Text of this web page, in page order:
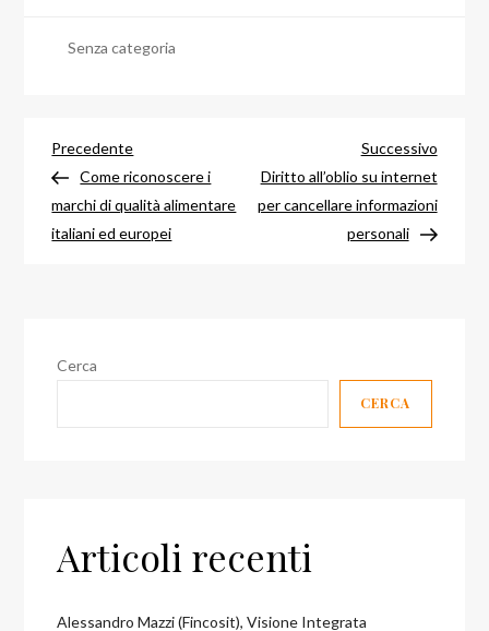
Senza categoria
Navigazione
articoli
Articolo
precedente
Precedente
Come riconoscere i
marchi di qualità alimentare
italiani ed europei
Successivo
Diritto all’oblio su internet
per cancellare informazioni
personali
Cerca
CERCA
Articoli recenti
Alessandro Mazzi (Fincosit), Visione Integrata